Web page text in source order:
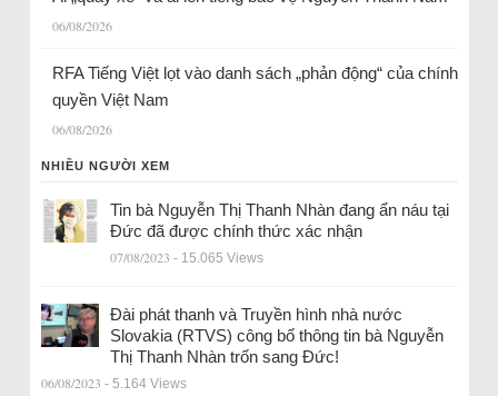
06/08/2026
RFA Tiếng Việt lọt vào danh sách „phản động“ của chính
quyền Việt Nam
06/08/2026
NHIỀU NGƯỜI XEM
Tin bà Nguyễn Thị Thanh Nhàn đang ẩn náu tại
Đức đã được chính thức xác nhận
07/08/2023 - 15.065 Views
Đài phát thanh và Truyền hình nhà nước
Slovakia (RTVS) công bố thông tin bà Nguyễn
Thị Thanh Nhàn trốn sang Đức!
06/08/2023 - 5.164 Views